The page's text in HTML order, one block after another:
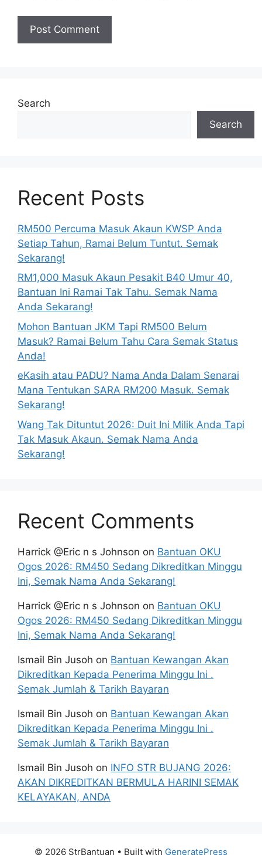
Search
Search
Recent Posts
RM500 Percuma Masuk Akaun KWSP Anda
Setiap Tahun, Ramai Belum Tuntut. Semak
Sekarang!
RM1,000 Masuk Akaun Pesakit B40 Umur 40,
Bantuan Ini Ramai Tak Tahu. Semak Nama
Anda Sekarang!
Mohon Bantuan JKM Tapi RM500 Belum
Masuk? Ramai Belum Tahu Cara Semak Status
Anda!
eKasih atau PADU? Nama Anda Dalam Senarai
Mana Tentukan SARA RM200 Masuk. Semak
Sekarang!
Wang Tak Dituntut 2026: Duit Ini Milik Anda Tapi
Tak Masuk Akaun. Semak Nama Anda
Sekarang!
Recent Comments
Harrick @Eric n s Johnson on Bantuan OKU
Ogos 2026: RM450 Sedang Dikreditkan Minggu
Ini, Semak Nama Anda Sekarang!
Harrick @Eric n s Johnson on Bantuan OKU
Ogos 2026: RM450 Sedang Dikreditkan Minggu
Ini, Semak Nama Anda Sekarang!
Ismail Bin Jusoh on Bantuan Kewangan Akan
Dikreditkan Kepada Penerima Minggu Ini .
Semak Jumlah & Tarikh Bayaran
Ismail Bin Jusoh on Bantuan Kewangan Akan
Dikreditkan Kepada Penerima Minggu Ini .
Semak Jumlah & Tarikh Bayaran
Ismail Bin Jusoh on INFO STR BUJANG 2026:
AKAN DIKREDITKAN BERMULA HARINI SEMAK
KELAYAKAN, ANDA
© 2026 StrBantuan • Built with GeneratePress